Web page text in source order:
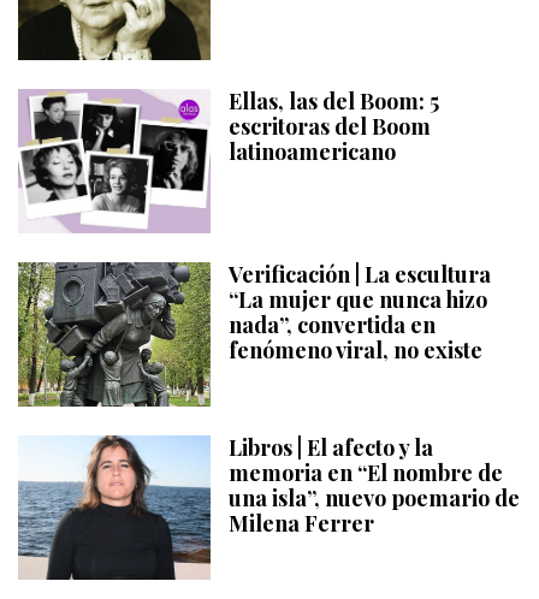
Ellas, las del Boom: 5
escritoras del Boom
latinoamericano
Verificación | La escultura
“La mujer que nunca hizo
nada”, convertida en
fenómeno viral, no existe
Libros | El afecto y la
memoria en “El nombre de
una isla”, nuevo poemario de
Milena Ferrer